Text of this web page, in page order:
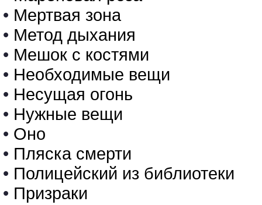
• Мертвая зона
• Метод дыхания
• Мешок с костями
• Необходимые вещи
• Несущая огонь
• Нужные вещи
• Оно
• Пляска смерти
• Полицейский из библиотеки
• Призраки